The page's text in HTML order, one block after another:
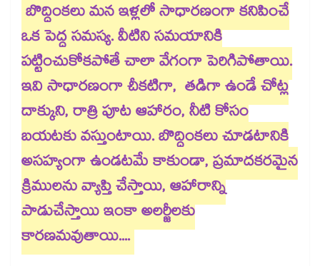
బొద్దింకలు మన ఇళ్లలో సాధారణంగా కనిపించే
ఒక పెద్ద సమస్య. వీటిని సమయానికి
పట్టించుకోకపోతే చాలా వేగంగా పెరిగిపోతాయి.
ఇవి సాధారణంగా చీకటిగా, తడిగా ఉండే చోట్ల
దాక్కుని, రాత్రి పూట ఆహారం, నీటి కోసం
బయటకు వస్తుంటాయి. బొద్దింకలు చూడటానికి
అసహ్యంగా ఉండటమే కాకుండా, ప్రమాదకరమైన
క్రిములను వ్యాప్తి చేస్తాయి, ఆహారాన్ని
పాడుచేస్తాయి ఇంకా అలర్జీలకు
కారణమవుతాయి....